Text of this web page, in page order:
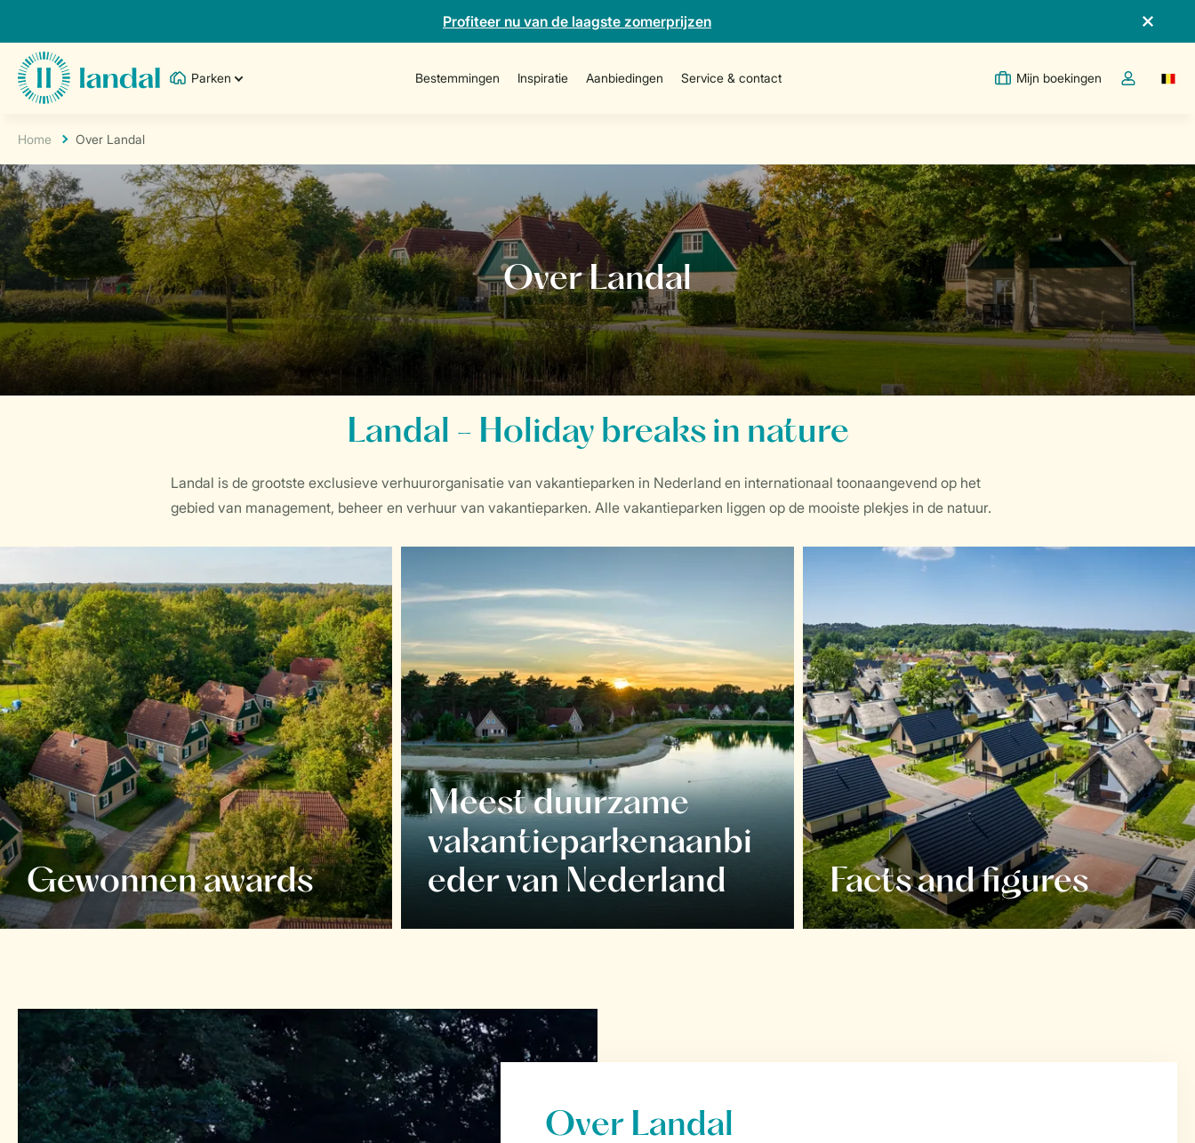
Profiteer nu van de laagste zomerprijzen
Parken Bestemmingen Inspiratie Aanbiedingen Service & contact Mijn boekingen
Open de
Home Over Landal
Landal - Holiday breaks in nature
Landal is de grootste exclusieve verhuurorganisatie van vakantieparken in Nederland en internationaal toonaangevend op het
gebied van management, beheer en verhuur van vakantieparken. Alle vakantieparken liggen op de mooiste plekjes in de natuur.
Gewonnen awards
Meest duurzame
vakantieparkenaanbi
eder van Nederland
Facts and figures
Over Landal